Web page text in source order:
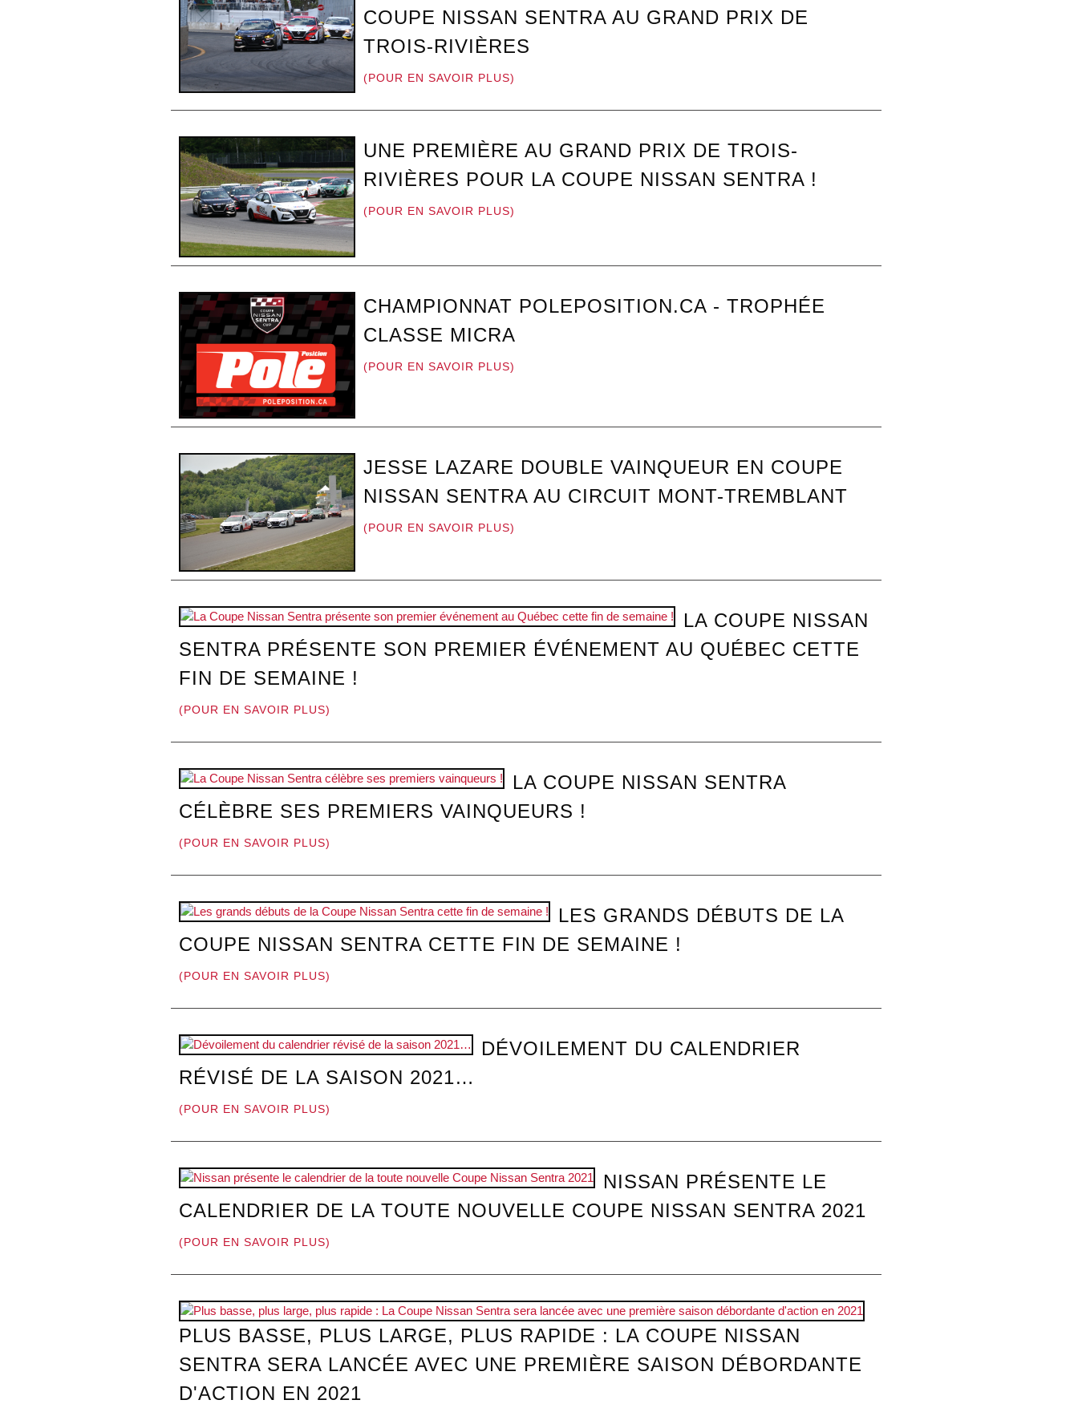
COUPE NISSAN SENTRA AU GRAND PRIX DE
TROIS-RIVIÈRES
(POUR EN SAVOIR PLUS)
UNE PREMIÈRE AU GRAND PRIX DE TROIS-
RIVIÈRES POUR LA COUPE NISSAN SENTRA !
(POUR EN SAVOIR PLUS)
CHAMPIONNAT POLEPOSITION.CA - TROPHÉE
CLASSE MICRA
(POUR EN SAVOIR PLUS)
JESSE LAZARE DOUBLE VAINQUEUR EN COUPE
NISSAN SENTRA AU CIRCUIT MONT-TREMBLANT
(POUR EN SAVOIR PLUS)
LA COUPE NISSAN
SENTRA PRÉSENTE SON PREMIER ÉVÉNEMENT AU QUÉBEC CETTE
FIN DE SEMAINE !
(POUR EN SAVOIR PLUS)
LA COUPE NISSAN SENTRA
CÉLÈBRE SES PREMIERS VAINQUEURS !
(POUR EN SAVOIR PLUS)
LES GRANDS DÉBUTS DE LA
COUPE NISSAN SENTRA CETTE FIN DE SEMAINE !
(POUR EN SAVOIR PLUS)
DÉVOILEMENT DU CALENDRIER
RÉVISÉ DE LA SAISON 2021…
(POUR EN SAVOIR PLUS)
NISSAN PRÉSENTE LE
CALENDRIER DE LA TOUTE NOUVELLE COUPE NISSAN SENTRA 2021
(POUR EN SAVOIR PLUS)
PLUS BASSE, PLUS LARGE, PLUS RAPIDE : LA COUPE NISSAN
SENTRA SERA LANCÉE AVEC UNE PREMIÈRE SAISON DÉBORDANTE
D'ACTION EN 2021